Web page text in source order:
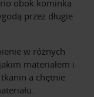
obok kominka
przez długie
w różnych
materiałem i
a chętnie